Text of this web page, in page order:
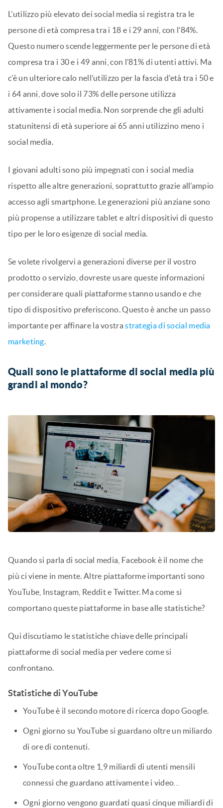
L’utilizzo più elevato dei social media si registra tra le
persone di età compresa tra i 18 e i 29 anni, con l’84%.
Questo numero scende leggermente per le persone di età
compresa tra i 30 e i 49 anni, con l’81% di utenti attivi. Ma
c’è un ulteriore calo nell’utilizzo per la fascia d’età tra i 50 e
i 64 anni, dove solo il 73% delle persone utilizza
attivamente i social media. Non sorprende che gli adulti
statunitensi di età superiore ai 65 anni utilizzino meno i
social media.
I giovani adulti sono più impegnati con i social media
rispetto alle altre generazioni, soprattutto grazie all’ampio
accesso agli smartphone. Le generazioni più anziane sono
più propense a utilizzare tablet e altri dispositivi di questo
tipo per le loro esigenze di social media.
Se volete rivolgervi a generazioni diverse per il vostro
prodotto o servizio, dovreste usare queste informazioni
per considerare quali piattaforme stanno usando e che
tipo di dispositivo preferiscono. Questo è anche un passo
importante per affinare la vostrastrategia di social media
marketing.
Quali sono le piattaforme di social media più
grandi al mondo?
Quando si parla di social media, Facebook è il nome che
più ci viene in mente. Altre piattaforme importanti sono
YouTube, Instagram, Reddit e Twitter. Ma come si
comportano queste piattaforme in base alle statistiche?
Qui discutiamo le statistiche chiave delle principali
piattaforme di social media per vedere come si
confrontano.
Statistiche di YouTube
YouTube è il secondo motore di ricerca dopo Google.
Ogni giorno su YouTube si guardano oltre un miliardo
di ore di contenuti.
YouTube conta oltre 1,9 miliardi di utenti mensili
connessi che guardano attivamente i video…
Ogni giorno vengono guardati quasi cinque miliardi di